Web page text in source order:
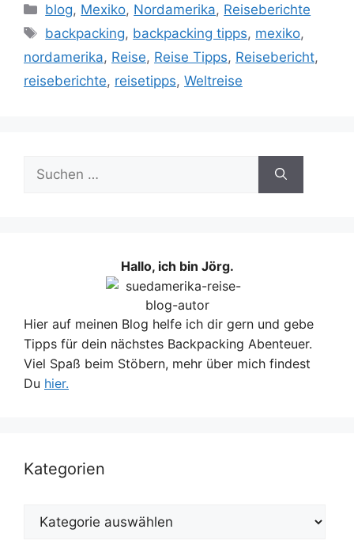
Kategorien
blog, Mexiko, Nordamerika, Reiseberichte
Schlagwörter
backpacking, backpacking tipps, mexiko,
nordamerika, Reise, Reise Tipps, Reisebericht,
reiseberichte, reisetipps, Weltreise
nach:
Hallo, ich bin Jörg.
Hier auf meinen Blog helfe ich dir gern und gebe
Tipps für dein nächstes Backpacking Abenteuer.
Viel Spaß beim Stöbern, mehr über mich findest
Du hier.
Kategorien
Kategorien